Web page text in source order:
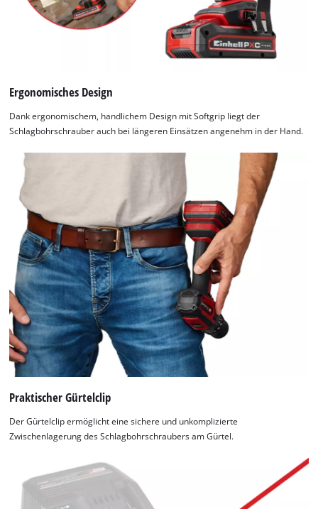
by
Consent
Management
Ergonomisches Design
Dank ergonomischem, handlichem Design mit Softgrip liegt der
Schlagbohrschrauber auch bei längeren Einsätzen angenehm in der Hand.
Praktischer Gürtelclip
Der Gürtelclip ermöglicht eine sichere und unkomplizierte
Zwischenlagerung des Schlagbohrschraubers am Gürtel.